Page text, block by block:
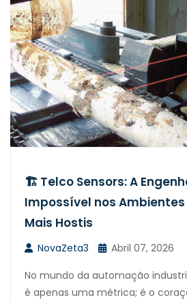
🏗️ Telco Sensors: A
Impossível nos
Mais Hostis
NovaZeta3
Abril 07, 2026
No mundo da automação
é apenas uma métrica; é o